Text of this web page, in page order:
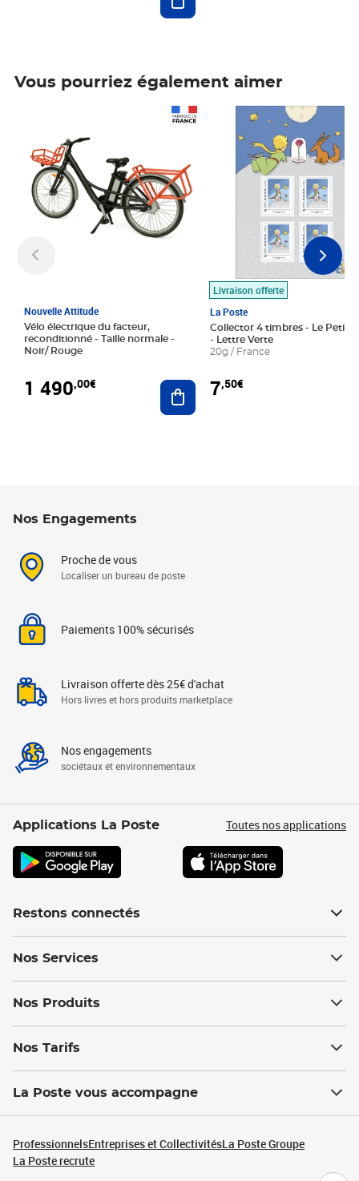
Vous pourriez également aimer
Nouvelle Attitude
Vélo électrique du facteur,
reconditionné - Taille normale -
Noir/ Rouge
1 490,00€ Ajouter au panier
Livraison offerte
La Poste
Collector 4 timbres - Le Petit
- Lettre Verte
20g / France
7,50€
Prix 7,50€
Nos Engagements
Proche de vous
Localiser un bureau de poste
Paiements 100% sécurisés
Livraison offerte dès 25€ d'achat
Hors livres et hors produits marketplace
Nos engagements
sociétaux et environnementaux
Applications La Poste Toutes nos applications
Restons connectés
Nos Services
Nos Produits
Nos Tarifs
La Poste vous accompagne
ProfessionnelsEntreprises et CollectivitésLa Poste Groupe
La Poste recrute